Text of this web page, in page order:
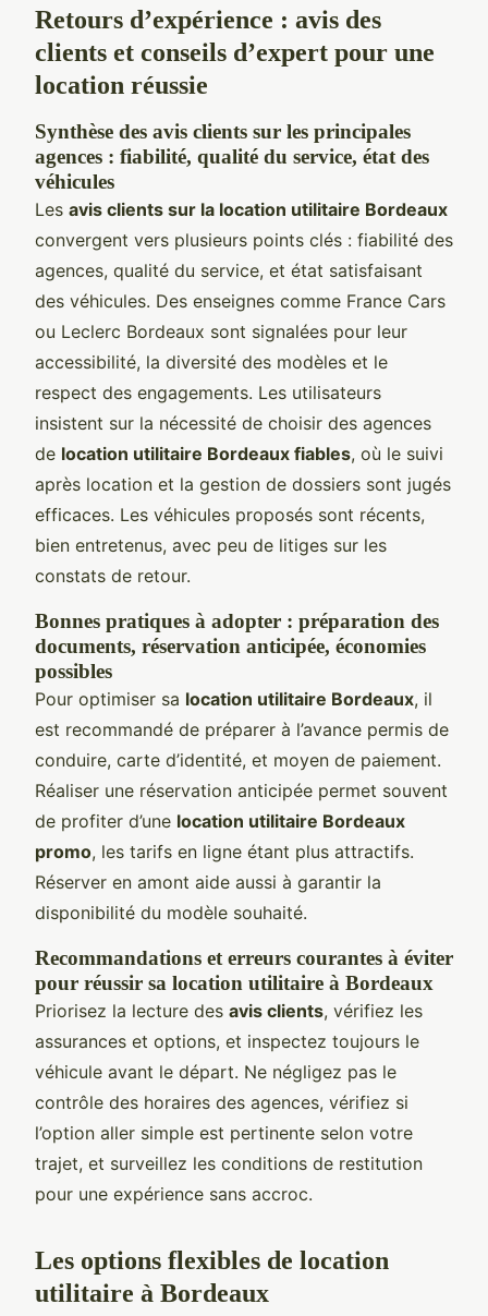
Retours d’expérience : avis des
clients et conseils d’expert pour une
location réussie
Synthèse des avis clients sur les principales
agences : fiabilité, qualité du service, état des
véhicules
Les avis clients sur la location utilitaire Bordeaux
convergent vers plusieurs points clés : fiabilité des
agences, qualité du service, et état satisfaisant
des véhicules. Des enseignes comme France Cars
ou Leclerc Bordeaux sont signalées pour leur
accessibilité, la diversité des modèles et le
respect des engagements. Les utilisateurs
insistent sur la nécessité de choisir des agences
de location utilitaire Bordeaux fiables, où le suivi
après location et la gestion de dossiers sont jugés
efficaces. Les véhicules proposés sont récents,
bien entretenus, avec peu de litiges sur les
constats de retour.
Bonnes pratiques à adopter : préparation des
documents, réservation anticipée, économies
possibles
Pour optimiser sa location utilitaire Bordeaux, il
est recommandé de préparer à l’avance permis de
conduire, carte d’identité, et moyen de paiement.
Réaliser une réservation anticipée permet souvent
de profiter d’une location utilitaire Bordeaux
promo, les tarifs en ligne étant plus attractifs.
Réserver en amont aide aussi à garantir la
disponibilité du modèle souhaité.
Recommandations et erreurs courantes à éviter
pour réussir sa location utilitaire à Bordeaux
Priorisez la lecture des avis clients, vérifiez les
assurances et options, et inspectez toujours le
véhicule avant le départ. Ne négligez pas le
contrôle des horaires des agences, vérifiez si
l’option aller simple est pertinente selon votre
trajet, et surveillez les conditions de restitution
pour une expérience sans accroc.
Les options flexibles de location
utilitaire à Bordeaux